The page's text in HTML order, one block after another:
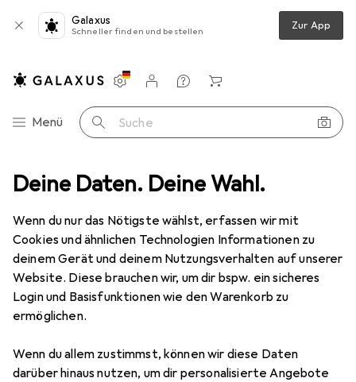
Deine Daten. Deine Wahl.
Wenn du nur das Nötigste wählst, erfassen wir mit
Cookies und ähnlichen Technologien Informationen zu
deinem Gerät und deinem Nutzungsverhalten auf unserer
Website. Diese brauchen wir, um dir bspw. ein sicheres
Login und Basisfunktionen wie den Warenkorb zu
ermöglichen.
Wenn du allem zustimmst, können wir diese Daten
darüber hinaus nutzen, um dir personalisierte Angebote
Galaxus
Schneller finden und bestellen Zur App
Navigation nach Kategorien
Menü Suche
Einstellungen
Kundenkonto
Vergleichslisten
Merklisten
Warenkorb
Smartphone Schutzfolie Dipos Displayschutz Anti-Shock
8 Bilder
DiposDisplayschutz Anti-Shock
Preis in EUR inkl. MwSt.
EUR
8,98